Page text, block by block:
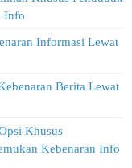
Info
Informasi Lewat
Berita Lewat
Khusus
Kebenaran Info